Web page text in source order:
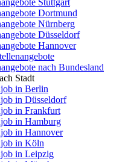
Stuttgart
Dortmund
Nürnberg
Düsseldorf
Hannover
nach Bundesland
Stadt
in Berlin
in Düsseldorf
in Frankfurt
in Hamburg
in Hannover
in Köln
in Leipzig